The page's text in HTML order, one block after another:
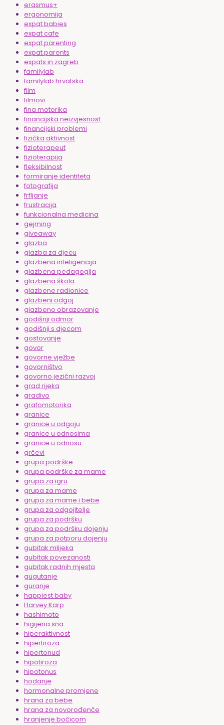
erasmus+
ergonomija
expat babies
expat cafe
expat parenting
expat parents
expats in zagreb
familylab
familylab hrvatska
film
filmovi
fina motorika
financijska neizvjesnost
financijski problemi
fizička aktivnost
fizioterapeut
fizioterapija
fleksibilnost
formiranje identiteta
fotografija
frfljanje
frustracija
funkcionalna medicina
gejming
giveaway
glazba
glazba za djecu
glazbena inteligencija
glazbena pedagogija
glazbena škola
glazbene radionice
glazbeni odgoj
glazbeno obrazovanje
godišnji odmor
godišnji s djecom
gostovanje
govor
govorne vježbe
govorništvo
govorno jezični razvoj
grad rijeka
gradivo
grafomotorika
granice
granice u odgoju
granice u odnosima
granice u odnosu
grčevi
grupa podrške
grupa podrške za mame
grupa za igru
grupa za mame
grupa za mame i bebe
grupa za odgojitelje
grupa za podršku
grupa za podršku dojenju
grupa za potporu dojenju
gubitak mlijeka
gubitak povezanosti
gubitak radnih mjesta
gugutanje
guranje
happiest baby
Harvey Karp
hashimoto
higijena sna
hiperaktivnost
hipertiroza
hipertonud
hipotiroza
hipotonus
hodanje
hormonalne promjene
hrana za bebe
hrana za novorođenče
hranjenje bočicom